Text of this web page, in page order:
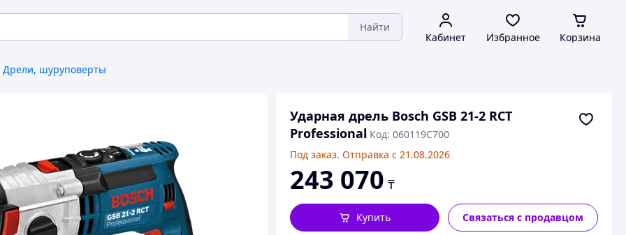
Найти
Кабинет Избранное Корзина
Дрели, шуруповерты
Ударная дрель Bosch GSB 21-2 RCT
Professional Код: 060119C700
Под заказ. Отправка с 21.08.2026
243 070 ₸
Купить Связаться с продавцом